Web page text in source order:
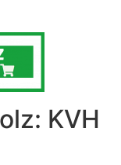
KVH